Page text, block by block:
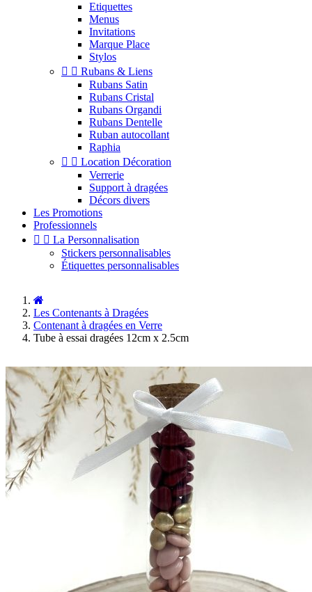
Etiquettes
Menus
Invitations
Marque Place
Stylos
  Rubans & Liens
Rubans Satin
Rubans Cristal
Rubans Organdi
Rubans Dentelle
Ruban autocollant
Raphia
  Location Décoration
Verrerie
Support à dragées
Décors divers
Les Promotions
Professionnels
  La Personnalisation
Stickers personnalisables
Étiquettes personnalisables
Les Contenants à Dragées
Contenant à dragées en Verre
Tube à essai dragées 12cm x 2.5cm